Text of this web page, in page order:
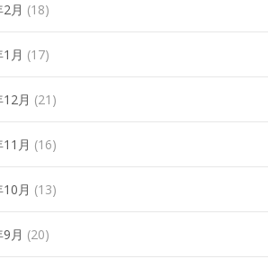
月 (18)
月 (17)
月 (21)
月 (16)
月 (13)
月 (20)